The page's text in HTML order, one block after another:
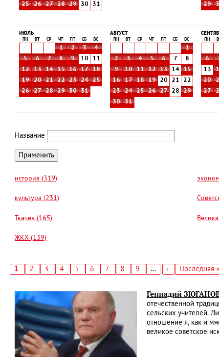
25
26 27 28 29 30 31
29
ИЮЛЬ
ПН ВТ СР ЧТ СБ ВС
1 2 3
4
5
6 7 8 9 10
11
12
13 14 15 16 17
18
19
20 21 22 23 24
25
26
27 28 29 30 31
АВГУСТ
ПН ВТ СР ЧТ СБ ВС
1
2
3 4 5 6 7
8
9
10 11 12 13 14
15
16
17 18 19 20 21
22
23
24 25 26 27 28
29
30
31
ПН
6
13
20
27
Название
история (319)
культура (231)
Ткачев (165)
ЖКХ (139)
Текущая
1 Страница
2 Страница
3 Страница
4 Страница
5 Страница
6 Страница
7 Страница
8 Страница
9 …
Следующая
›
Последняя
Последняя »
Геннадий
отечественной
сельских учителей.
отношение я, как и
великое советское